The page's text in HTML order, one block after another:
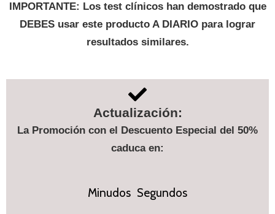
IMPORTANTE: Los test clínicos han demostrado que
DEBES usar este producto A DIARIO para lograr
resultados similares.
Actualización:
La Promoción con el Descuento Especial del 50%
caduca en:
Minudos Segundos